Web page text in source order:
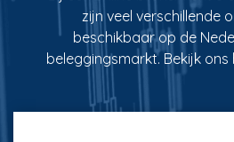
zijn veel verschillende
beschikbaar op de
beleggingsmarkt. Bekijk